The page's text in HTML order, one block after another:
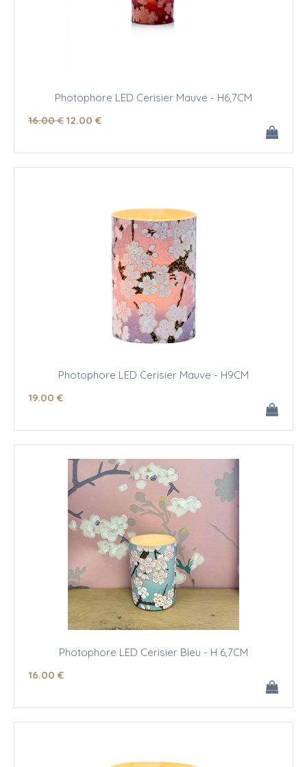
Photophore LED Cerisier Mauve - H6,7CM
16.00 €12.00 €
Photophore LED Cerisier Mauve - H9CM
19.00 €
Photophore LED Cerisier Bleu - H 6,7CM
16.00 €